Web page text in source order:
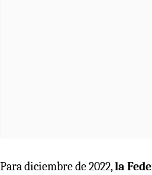
Para diciembre de 2022,la